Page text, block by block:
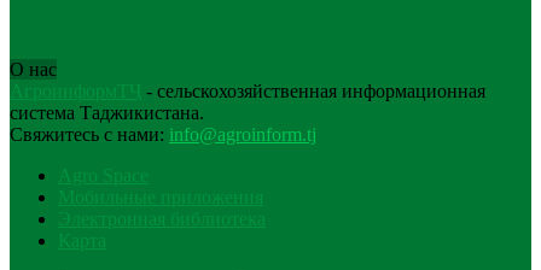
О нас
АгроинформТҶ - сельскохозяйственная информационная
система Таджикистана.
Свяжитесь с нами: info@agroinform.tj
Agro Space
Мобильные приложения
Электронная библиотека
Карта